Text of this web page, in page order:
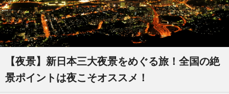
【夜景】新日本三大夜景をめぐる旅！全国の絶
景ポイントは夜こそオススメ！